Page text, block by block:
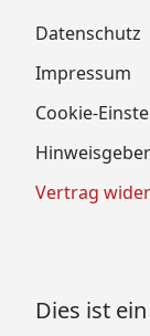
Datenschutz
Impressum
Cookie-
Vertrag
Dies ist